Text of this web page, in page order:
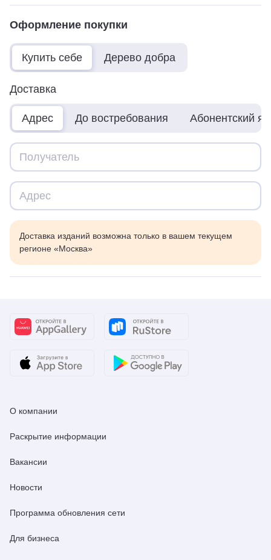
Оформление покупки
Купить себе Дерево добра
Доставка
Адрес До востребования Абонентский
Доставка изданий возможна только в вашем текущем
регионе «Москва»
О компании
Раскрытие информации
Вакансии
Новости
Программа обновления сети
Для бизнеса